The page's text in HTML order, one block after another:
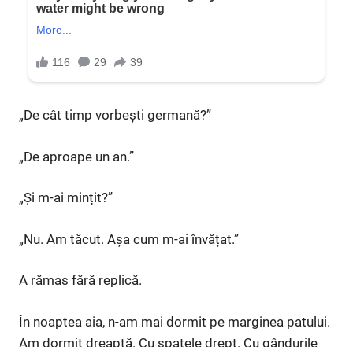
„De cât timp vorbești germană?”
„De aproape un an.”
„Și m-ai mințit?”
„Nu. Am tăcut. Așa cum m-ai învățat.”
A rămas fără replică.
În noaptea aia, n-am mai dormit pe marginea patului.
Am dormit dreaptă. Cu spatele drept. Cu gândurile